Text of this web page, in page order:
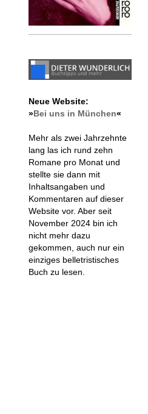
Neue Website:
»Bei uns in München«
Mehr als zwei Jahrzehnte
lang las ich rund zehn
Romane pro Monat und
stellte sie dann mit
Inhaltsangaben und
Kommentaren auf dieser
Website vor. Aber seit
November 2024 bin ich
nicht mehr dazu
gekommen, auch nur ein
einziges belletristisches
Buch zu lesen.